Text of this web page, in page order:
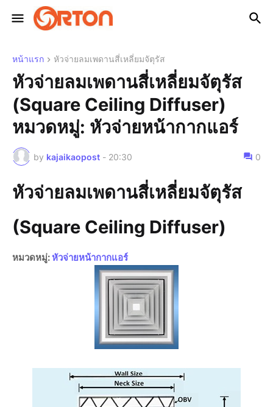
หน้าแรก หัวจ่ายลมเพดานสี่เหลี่ยมจัตุรัส
หัวจ่ายลมเพดานสี่เหลี่ยมจัตุรัส
(Square Ceiling Diffuser)
หมวดหมู่: หัวจ่ายหน้ากากแอร์
by kajaikaopost - 20:30 0
หัวจ่ายลมเพดานสี่เหลี่ยมจัตุรัส
(Square Ceiling Diffuser)
หมวดหมู่:หัวจ่ายหน้ากากแอร์